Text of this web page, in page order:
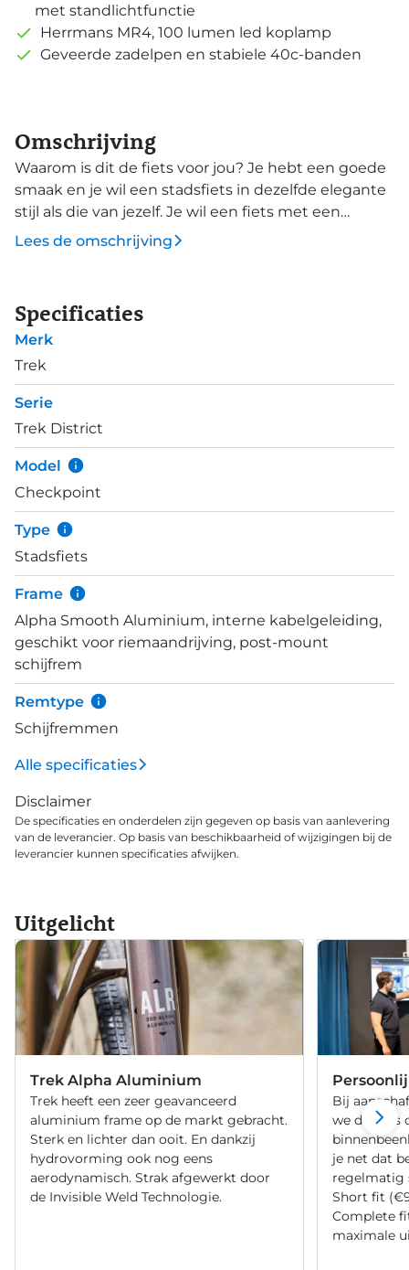
met standlichtfunctie
Herrmans MR4, 100 lumen led koplamp
Geveerde zadelpen en stabiele 40c-banden
Omschrijving
Waarom is dit de fiets voor jou? Je hebt een goede
smaak en je wil een stadsfiets in dezelfde elegante
stijl als die van jezelf. Je wil een fiets met een
elegant gestroomlijnd frame en vrijwel
onderhoudsvrije componenten die het grote
Alpha Smooth Aluminium frame met een
comfortabele en actieve zitpositie, een Gates CDN
riemaandrijving met Shimano Nexus
versnellingsnaaf met 8 versnellingen, een Shimano
3.0 watt naafdynamo in het voorwiel met voeding
voor de koplamp en een achterlicht met
standverlichting, deze brandt zelfs wanneer de fiets
stilstaat. De betrouwbare hydraulische
schijfremmen, comfortabele ergonomische
handgrepen, spatborden, een verstelbare stuurpen,
MIK-compatibele bagagedrager achter en brede,
stabiele 40c-banden met reflecterende zijkanten
maken de toevoeging equipped waar. District 3
Equipped is een prachtige stadsfiets die superleuk
is om mee door de stad te fietsen. Fietsen wordt
nog leuker met een Trek District!
Lees de omschrijving
Specificaties
Merk
Trek
Serie
Trek District
Model
Checkpoint
Type
Stadsfiets
Frame
Alpha Smooth Aluminium, interne kabelgeleiding,
geschikt voor riemaandrijving, post-mount
schijfrem
Remtype
Schijfremmen
Alle specificaties
Disclaimer
De specificaties en onderdelen zijn gegeven op basis van aanlevering
van de leverancier. Op basis van beschikbaarheid of wijzigingen bij de
leverancier kunnen specificaties afwijken.
Uitgelicht
Trek Alpha Aluminium
Trek heeft een zeer geavanceerd
aluminium frame op de markt gebracht.
Sterk en lichter dan ooit. En dankzij
hydrovorming ook nog eens
aerodynamisch. Strak afgewerkt door
de Invisible Weld Technologie.
Bij
we de fiets
je net dat
regelmatig
Short fit
Complete
maximale